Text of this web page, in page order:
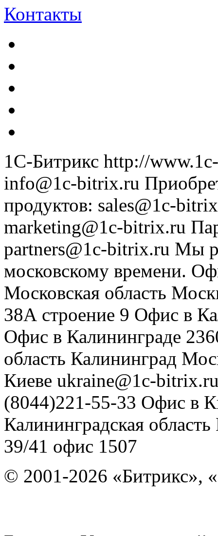
Контакты
1С-Битрикс http://
info@1c-bitrix.ru
продуктов: sales@1c-
marketing@1c-bitrix.ru
partners@1c-bitrix.ru Мы
московскому времени.
Московская область
38А строение 9 Офис в
Офис в Калининграде
область Калининград
Киеве ukraine@1c-
(8044)221-55-33 Офис в
Калининградская область
39/41 офис 1507
© 2001-2026 «Битрикс»,